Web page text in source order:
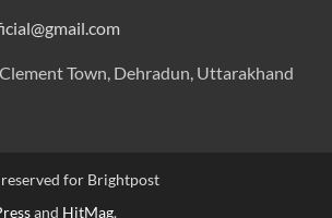
Town, Dehradun, Uttarakhand
for Brightpost
and HitMag.